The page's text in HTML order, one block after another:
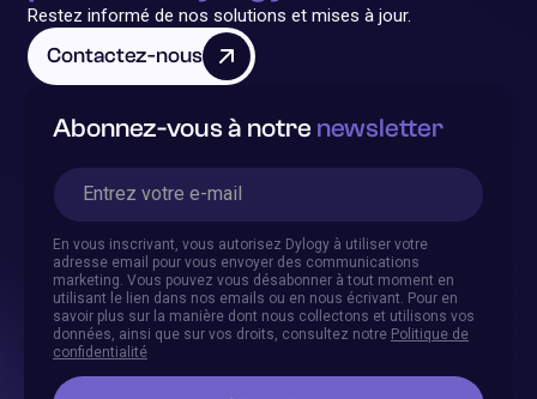
Restez informé de nos solutions et mises à jour.
Contactez-nous
Abonnez-vous à notre newsletter
En vous inscrivant, vous autorisez Dylogy à utiliser votre
adresse email pour vous envoyer des communications
marketing. Vous pouvez vous désabonner à tout moment en
utilisant le lien dans nos emails ou en nous écrivant. Pour en
savoir plus sur la manière dont nous collectons et utilisons vos
données, ainsi que sur vos droits, consultez notre Politique de
confidentialité